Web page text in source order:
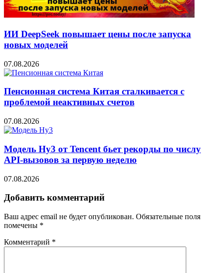
ИИ DeepSeek повышает цены после запуска
новых моделей
07.08.2026
Пенсионная система Китая сталкивается с
проблемой неактивных счетов
07.08.2026
Модель Hy3 от Tencent бьет рекорды по числу
API-вызовов за первую неделю
07.08.2026
Добавить комментарий
Ваш адрес email не будет опубликован. Обязательные поля
помечены *
Комментарий *